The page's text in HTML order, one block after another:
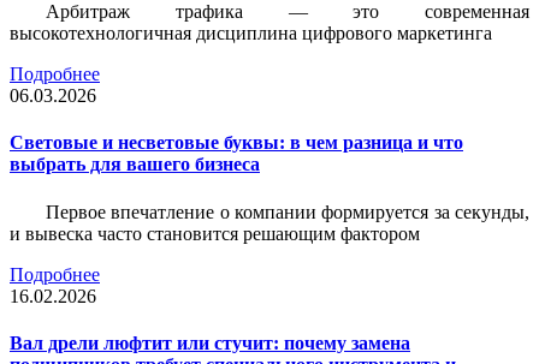
Арбитраж трафика — это современная
высокотехнологичная дисциплина цифрового маркетинга
Подробнее
06.03.2026
Световые и несветовые буквы: в чем разница и что
выбрать для вашего бизнеса
Первое впечатление о компании формируется за секунды,
и вывеска часто становится решающим фактором
Подробнее
16.02.2026
Вал дрели люфтит или стучит: почему замена